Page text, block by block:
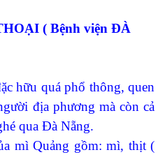
( Bệnh viện ĐÀ
hữu quá phổ thông, quen
địa phương mà còn cả
qua Đà Nẵng.
mì Quảng gồm: mì, thịt (